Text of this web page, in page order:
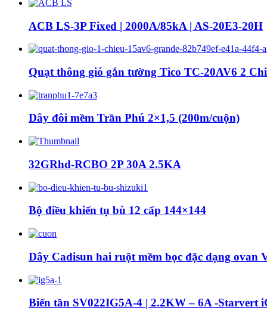
ACB LS-3P Fixed | 2000A/85kA | AS-20E3-20H
Quạt thông gió gắn tường Tico TC-20AV6 2
Dây đôi mềm Trần Phú 2×1,5 (200m/cuộn)
32GRhd-RCBO 2P 30A 2.5KA
Bộ điều khiển tụ bù 12 cấp 144×144
Dây Cadisun hai ruột mềm bọc đặc dạng ovan
Biến tần SV022IG5A-4 | 2.2KW – 6A -Starvert